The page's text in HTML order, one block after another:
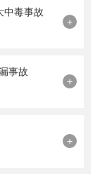
中毒事故
+
事故
+
+